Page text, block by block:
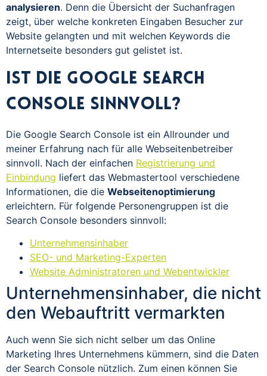
analysieren. Denn die Übersicht der Suchanfragen
zeigt, über welche konkreten Eingaben Besucher zur
Website gelangten und mit welchen Keywords die
Internetseite besonders gut gelistet ist.
Ist die Google Search
Console sinnvoll?
Die Google Search Console ist ein Allrounder und
meiner Erfahrung nach für alle Webseitenbetreiber
sinnvoll. Nach der einfachen Registrierung und
Einbindung liefert das Webmastertool verschiedene
Informationen, die die Webseitenoptimierung
erleichtern. Für folgende Personengruppen ist die
Search Console besonders sinnvoll:
Unternehmensinhaber
SEO- und Marketing-Experten
Website Administratoren und Webentwickler
Unternehmensinhaber, die nicht
den Webauftritt vermarkten
Auch wenn Sie sich nicht selber um das Online
Marketing Ihres Unternehmens kümmern, sind die Daten
der Search Console nützlich. Zum einen können Sie